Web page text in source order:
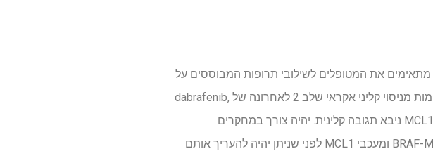
מתאימים את המטופלים לשילובי תרופות המבוססים על
ביטוי BCL2 ו-MCL1 של הגידול. כדי לקדם את המחקר הזה, הצוות מנתח דגימות מניסוי קליני אקראי שלב 2 לאחרונה של dabrafenib,
trametinib ו-navitoclax בחולי מלנומה מוטנטית BRAF כדי לקבוע אם ביטוי MCL1 ניבא תגובה קלינית. יהיה צורך במחקרים
פרה-קליניים ותרגום נוספים כדי להעריך את הבטיחות של שילובי מעכבי BRAF-MEK ומעכבי MCL1 לפני שניתן יהיה להעריך אותם